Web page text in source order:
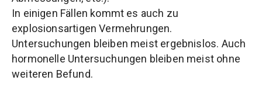
In einigen Fällen kommt es auch zu
explosionsartigen Vermehrungen.
Untersuchungen bleiben meist ergebnislos. Auch
hormonelle Untersuchungen bleiben meist ohne
weiteren Befund.